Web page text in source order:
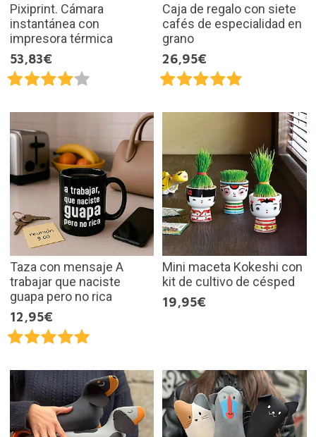
Pixiprint. Cámara
instantánea con
impresora térmica
53,83€
Caja de regalo con siete
cafés de especialidad en
grano
26,95€
Taza con mensaje A
trabajar que naciste
guapa pero no rica
12,95€
Mini maceta Kokeshi con
kit de cultivo de césped
19,95€